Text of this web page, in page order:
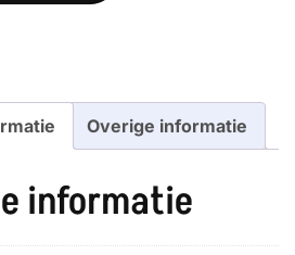
Overige informatie
informatie